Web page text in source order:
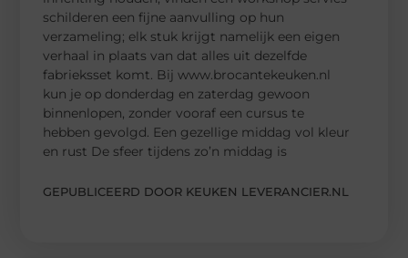
schilderen een fijne aanvulling op hun
verzameling; elk stuk krijgt namelijk een eigen
verhaal in plaats van dat alles uit dezelfde
fabrieksset komt. Bij www.brocantekeuken.nl
kun je op donderdag en zaterdag gewoon
binnenlopen, zonder vooraf een cursus te
hebben gevolgd. Een gezellige middag vol kleur
en rust De sfeer tijdens zo’n middag is
GEPUBLICEERD DOOR KEUKEN LEVERANCIER.NL